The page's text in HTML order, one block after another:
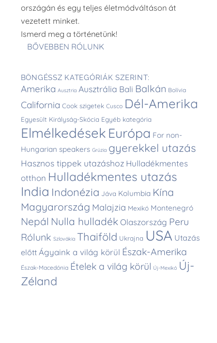
országán és egy teljes életmódváltáson át
vezetett minket.
Ismerd meg a történetünk!
BŐVEBBEN RÓLUNK
BÖNGÉSSZ KATEGÓRIÁK SZERINT:
Amerika Ausztria Ausztrália Bali Balkán Bolívia
California Cook szigetek Cusco Dél-Amerika
Egyesült Királyság-Skócia Egyéb kategória
Elmélkedések Európa For non-
Hungarian speakers Grúzia gyerekkel utazás
Hasznos tippek utazáshoz Hulladékmentes
otthon Hulladékmentes utazás
India Indonézia Jáva Kolumbia Kína
Magyarország Malajzia Mexikó Montenegró
Nepál Nulla hulladék Olaszország Peru
Rólunk Szlovákia Thaiföld Ukrajna USA Utazás
előtt Ágyaink a világ körül Észak-Amerika
Észak-Macedónia Ételek a világ körül Új-Mexikó Új-
Zéland